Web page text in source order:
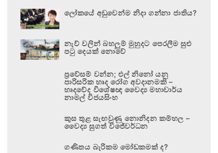
ලෝකයේ අඩුවෙන්ම නිදා ගන්නා ජාතිය?
නැව් වලින් බහලුම් මුහුදට පෙරලීම සුළු
පටු දෙයක් නොවේ
ප්‍රවේසම් වන්න; එල් නිනෝ යනු
පාරිසරික හෘද රෝග අවදානමකි –
හෘදවේද විශේෂඥ වෛද්‍ය මහාචාර්ය
නාමල් විජයසිංහ
කුස තුළ සැඟවුණු නොනිදන කම්හල –
වෛද්‍ය සුගත් විජේවර්ධන
ගණිතය බැරිකම මෝඩකමක් ද?